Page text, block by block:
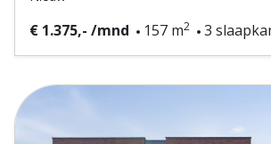
€ 1.375,- /mnd 157 m2 3